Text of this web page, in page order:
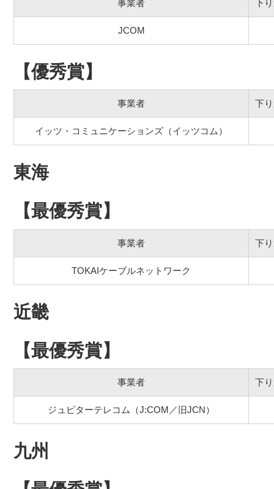
事業者 下
JCOM
【優秀賞】
事業者 下
イッツ・コミュニケーションズ（イッツコム）
東海
【最優秀賞】
事業者 下
TOKAIケーブルネットワーク
近畿
【最優秀賞】
事業者 下
ジュピターテレコム（J:COM／旧JCN）
九州